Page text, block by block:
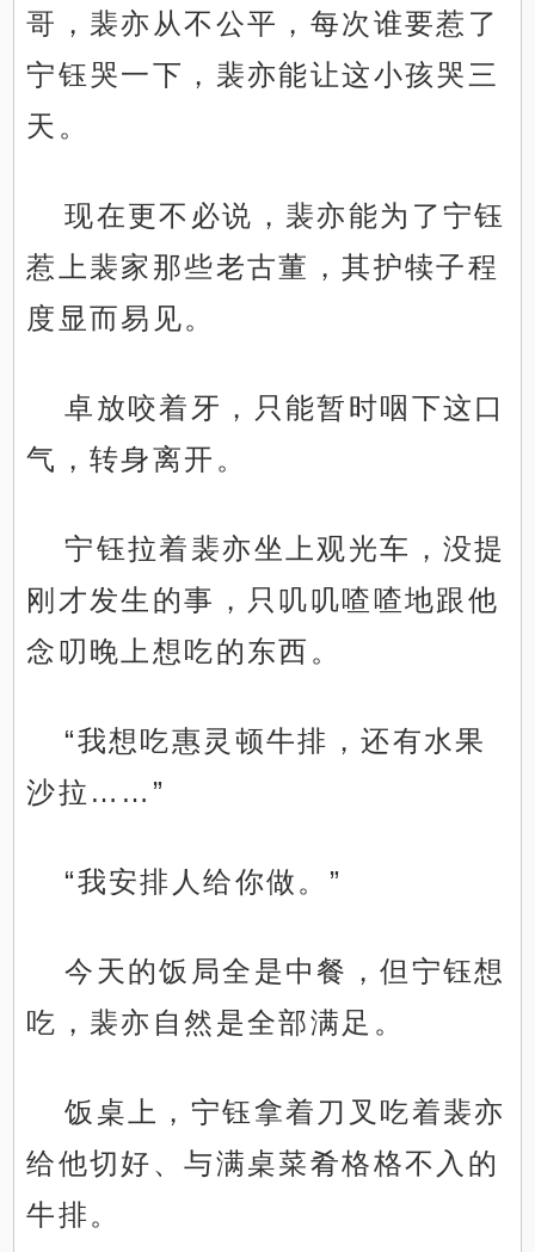
哥，裴亦从不公平，每次谁要惹了
宁钰哭一下，裴亦能让这小孩哭三
天。
现在更不必说，裴亦能为了宁钰
惹上裴家那些老古董，其护犊子程
度显而易见。
卓放咬着牙，只能暂时咽下这口
气，转身离开。
宁钰拉着裴亦坐上观光车，没提
刚才发生的事，只叽叽喳喳地跟他
念叨晚上想吃的东西。
“我想吃惠灵顿牛排，还有水果
沙拉……”
“我安排人给你做。”
今天的饭局全是中餐，但宁钰想
吃，裴亦自然是全部满足。
饭桌上，宁钰拿着刀叉吃着裴亦
给他切好、与满桌菜肴格格不入的
牛排。